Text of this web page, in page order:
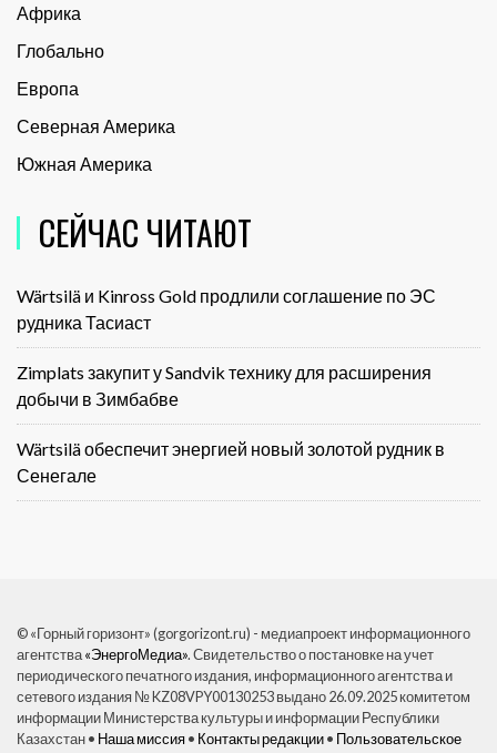
Африка
Глобально
Европа
Северная Америка
Южная Америка
СЕЙЧАС ЧИТАЮТ
Wärtsilä и Kinross Gold продлили соглашение по ЭС
рудника Тасиаст
Zimplats закупит у Sandvik технику для расширения
добычи в Зимбабве
Wärtsilä обеспечит энергией новый золотой рудник в
Сенегале
© «Горный горизонт» (gorgorizont.ru) - медиапроект информационного
агентства«ЭнергоМедиа». Свидетельство о постановке на учет
периодического печатного издания, информационного агентства и
сетевого издания № KZ08VPY00130253 выдано 26.09.2025 комитетом
информации Министерства культуры и информации Республики
Казахстан • Наша миссия• Контакты редакции• Пользовательское